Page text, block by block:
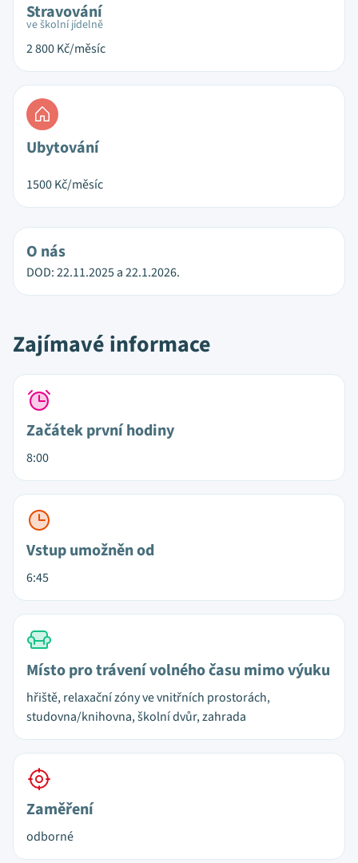
Stravování
ve školní jídelně
2 800Kč/měsíc
Ubytování
1500Kč/měsíc
O nás
DOD: 22.11.2025 a 22.1.2026.
Zajímavé informace
Začátek první hodiny
8:00
Vstup umožněn od
6:45
Místo pro trávení volného času mimo výuku
hřiště, relaxační zóny ve vnitřních prostorách,
studovna/knihovna, školní dvůr, zahrada
Zaměření
odborné